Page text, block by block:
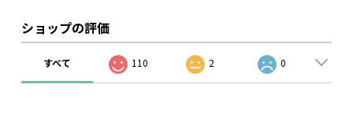
ショップの評価
すべて 110 2 0